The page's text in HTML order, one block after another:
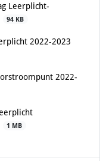
Leerplicht-
94 KB
2022-2023
2022-
1 MB